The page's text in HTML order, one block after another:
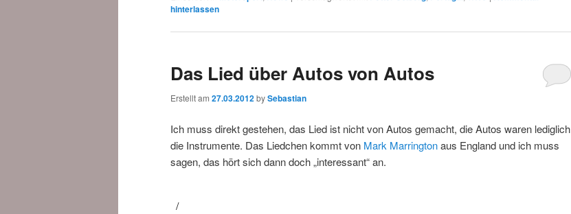
hinterlassen
Das Lied über Autos von Autos
Erstellt am 27.03.2012bySebastian
Ich muss direkt gestehen, das Lied ist nicht von Autos gemacht, die Autos waren lediglich
die Instrumente. Das Liedchen kommt von Mark Marringtonaus England und ich muss
sagen, das hört sich dann doch „interessant“ an.